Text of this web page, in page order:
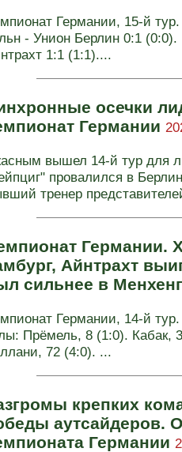
Германии, 15-й
- Унион Берлин 0:1
1:1 (1:1)....
осечки
Германии
вышел 14-й тур для
провалился в
тренер
Германии.
Айнтрахт
сильнее в
Германии, 14-й
Прёмель, 8 (1:0). Кабак,
72 (4:0). ...
крепких
аутсайдеров.
Германии